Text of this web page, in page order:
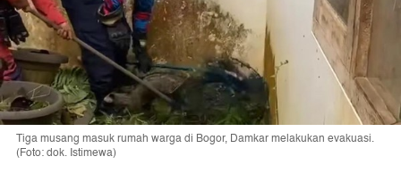
Tiga musang masuk rumah warga di Bogor, Damkar melakukan evakuasi.
(Foto: dok. Istimewa)